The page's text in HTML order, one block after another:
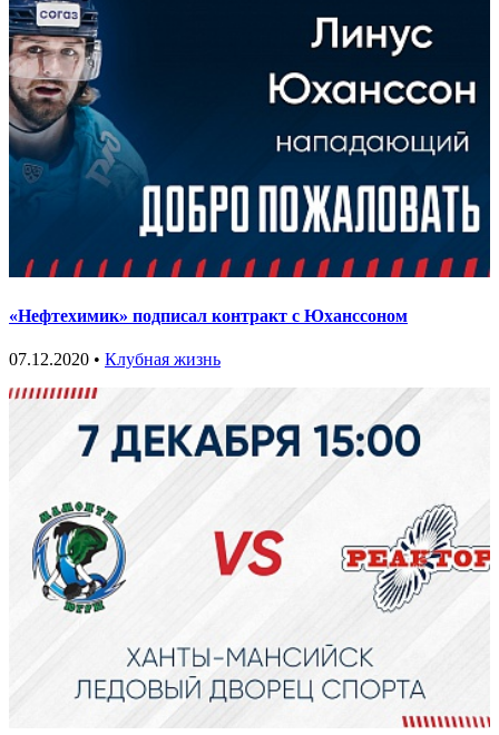
«Нефтехимик» подписал контракт с Юханссоном
07.12.2020 • Клубная жизнь